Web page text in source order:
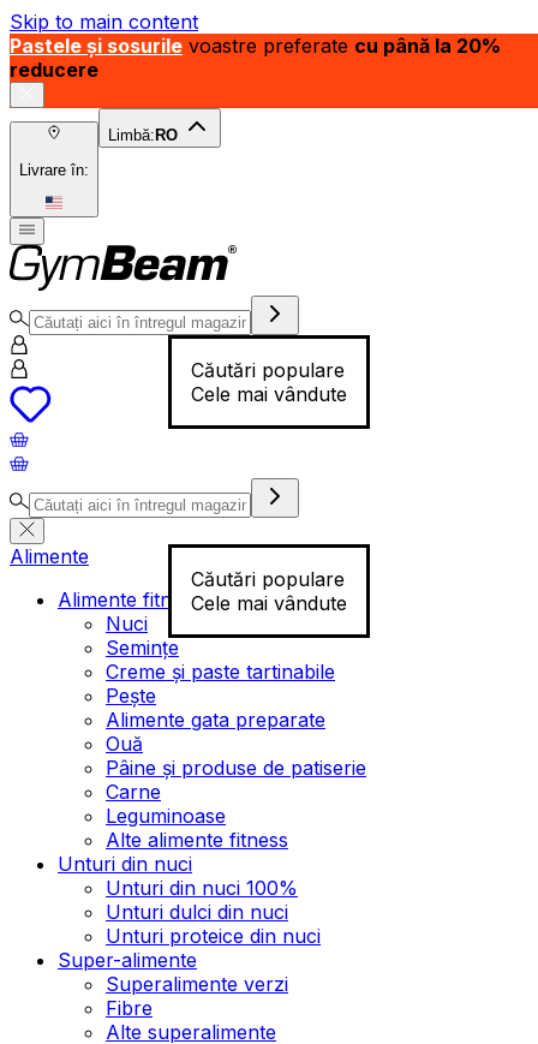
Skip to main content
Pastele și sosurile voastre preferate cu până la 20%
reducere
Livrare în:
Limbă: RO
Căutări populare
Cele mai vândute
Căutări populare
Cele mai vândute
Alimente
Alimente fitness
Nuci
Semințe
Creme și paste tartinabile
Pește
Alimente gata preparate
Ouă
Pâine și produse de patiserie
Carne
Leguminoase
Alte alimente fitness
Unturi din nuci
Unturi din nuci 100%
Unturi dulci din nuci
Unturi proteice din nuci
Super-alimente
Superalimente verzi
Fibre
Alte superalimente